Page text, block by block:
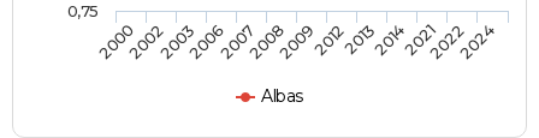
Albas
2000200220032006200720082009201220132014202120222024
0,75